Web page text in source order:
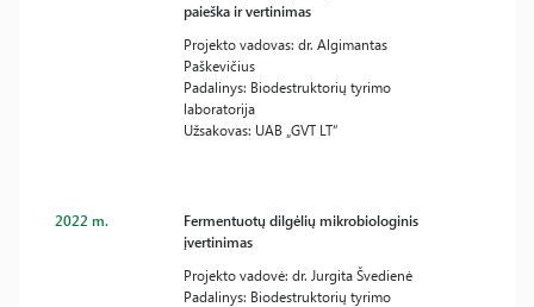
paieška ir vertinimas
Projekto vadovas: dr. Algimantas
Paškevičius
Padalinys: Biodestruktorių tyrimo
laboratorija
Užsakovas: UAB „GVT LT“
2022 m.
Fermentuotų dilgėlių mikrobiologinis
įvertinimas
Projekto vadovė: dr. Jurgita Švedienė
Padalinys: Biodestruktorių tyrimo